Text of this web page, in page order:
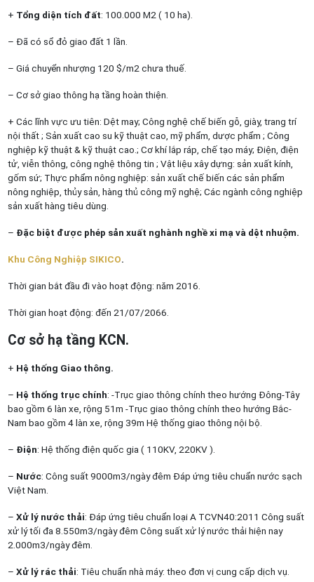
+ Tổng diện tích đất: 100.000 M2 ( 10 ha).
– Đã có sổ đỏ giao đất 1 lần.
– Giá chuyển nhượng 120 $/m2 chưa thuế.
– Cơ sở giao thông hạ tầng hoàn thiện.
+ Các lĩnh vực ưu tiên: Dệt may; Công nghệ chế biến gỗ, giày, trang trí
nội thất ; Sản xuất cao su kỹ thuật cao, mỹ phẩm, dược phẩm ; Công
nghiệp kỹ thuật & kỹ thuật cao.; Cơ khí lắp ráp, chế tạo máy; Điện, điện
tử, viễn thông, công nghệ thông tin ; Vật liệu xây dựng: sản xuất kính,
gốm sứ; Thực phẩm nông nghiệp: sản xuất chế biến các sản phẩm
nông nghiệp, thủy sản, hàng thủ công mỹ nghệ; Các ngành công nghiệp
sản xuất hàng tiêu dùng.
– Đặc biệt được phép sản xuất nghành nghề xi mạ và dệt nhuộm.
Khu Công Nghiệp SIKICO.
Thời gian bắt đầu đi vào hoạt động: năm 2016.
Thời gian hoạt động: đến 21/07/2066.
Cơ sở hạ tầng KCN.
+ Hệ thống Giao thông.
– Hệ thống trục chính: -Trục giao thông chính theo hướng Đông-Tây
bao gồm 6 làn xe, rộng 51m -Trục giao thông chính theo hướng Bắc-
Nam bao gồm 4 làn xe, rộng 39m Hệ thống giao thông nội bộ.
– Điện: Hệ thống điện quốc gia ( 110KV, 220KV ).
– Nước: Công suất 9000m3/ngày đêm Đáp ứng tiêu chuẩn nước sạch
Việt Nam.
– Xử lý nước thải: Đáp ứng tiêu chuẩn loại A TCVN40:2011 Công suất
xử lý tối đa 8.550m3/ngày đêm Công suất xử lý nước thải hiện nay
2.000m3/ngày đêm.
– Xử lý rác thải: Tiêu chuẩn nhà máy: theo đơn vị cung cấp dịch vụ.